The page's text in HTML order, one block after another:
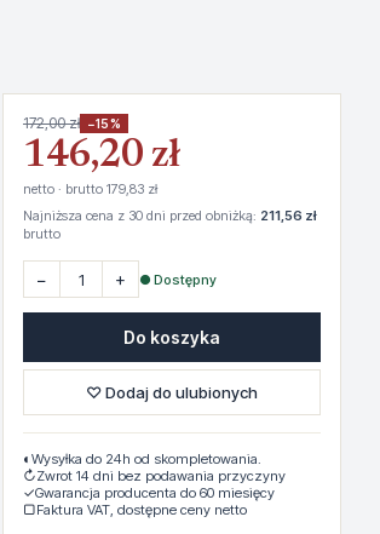
172,00 zł −15%
146,20 zł
netto · brutto 179,83 zł
Najniższa cena z 30 dni przed obniżką: 211,56 zł
brutto
− + ● Dostępny
Do koszyka
♡ Dodaj do ulubionych
◐ Wysyłka do 24h od skompletowania.
↻Zwrot 14 dni bez podawania przyczyny
✓Gwarancja producenta do 60 miesięcy
▢Faktura VAT, dostępne ceny netto